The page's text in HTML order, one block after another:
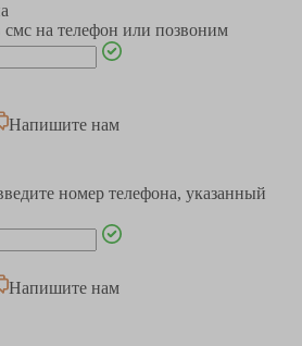
на телефон или позвоним
Напишите нам
номер телефона, указанный
Напишите нам